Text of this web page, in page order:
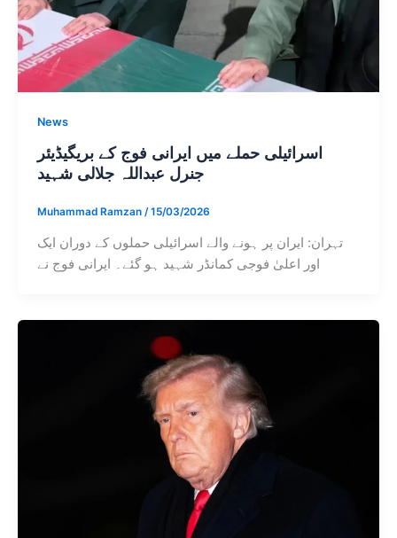
News
اسرائیلی حملے میں ایرانی فوج کے بریگیڈیئر
جنرل عبداللہ جلالی شہید
Muhammad Ramzan /15/03/2026
تہران: ایران پر ہونے والے اسرائیلی حملوں کے دوران ایک
اور اعلیٰ فوجی کمانڈر شہید ہو گئے۔ ایرانی فوج نے